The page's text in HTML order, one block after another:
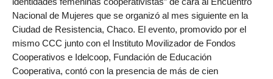
Nacional de Mujeres que se organizó al mes siguiente en la
Ciudad de Resistencia, Chaco. El evento, promovido por el
mismo CCC junto con el Instituto Movilizador de Fondos
Cooperativos e Idelcoop, Fundación de Educación
Cooperativa, contó con la presencia de más de cien